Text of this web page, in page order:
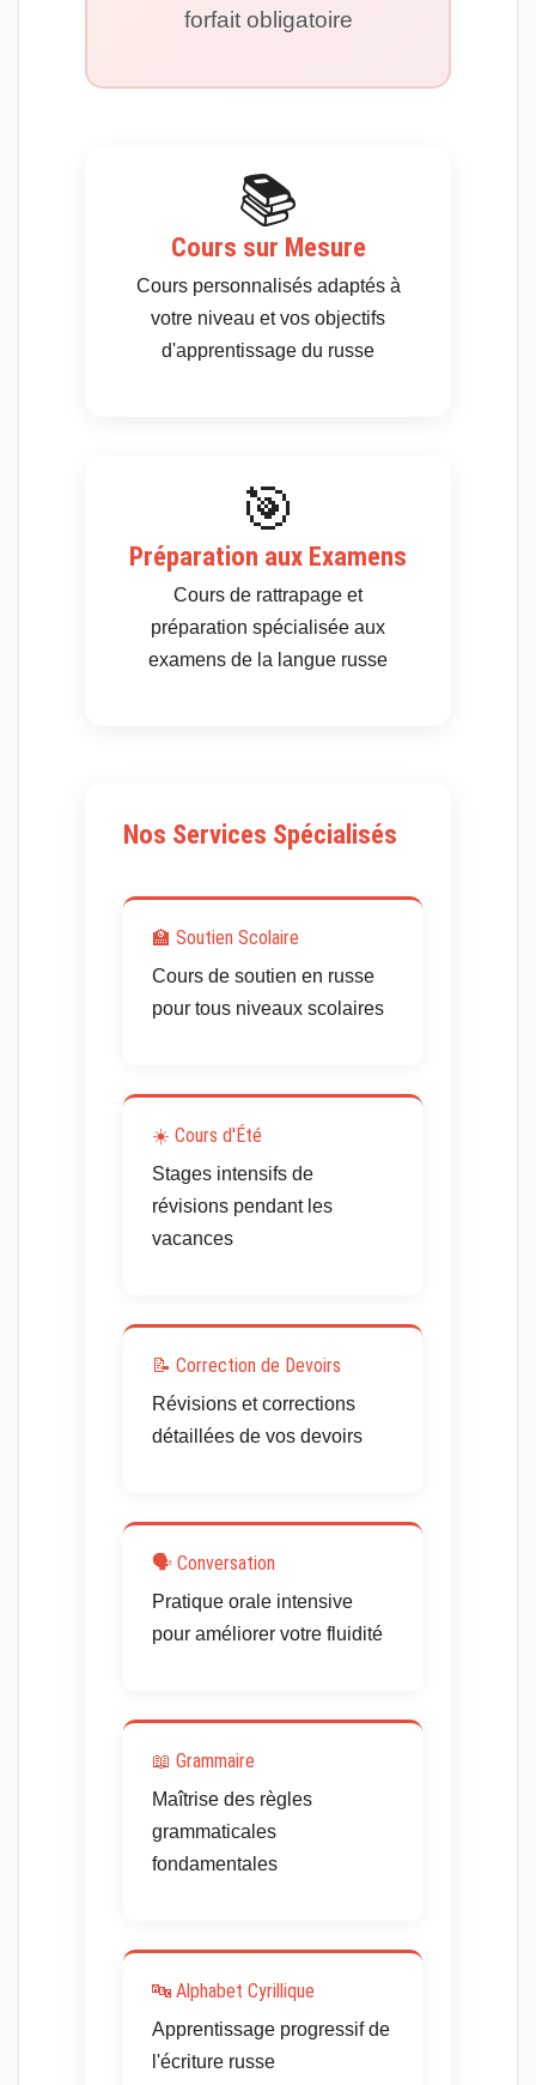
forfait obligatoire
📚
Cours sur Mesure
Cours personnalisés adaptés à
votre niveau et vos objectifs
d'apprentissage du russe
🎯
Préparation aux Examens
Cours de rattrapage et
préparation spécialisée aux
examens de la langue russe
Nos Services Spécialisés
🏫 Soutien Scolaire
Cours de soutien en russe
pour tous niveaux scolaires
☀️ Cours d'Été
Stages intensifs de
révisions pendant les
vacances
📝 Correction de Devoirs
Révisions et corrections
détaillées de vos devoirs
🗣️ Conversation
Pratique orale intensive
pour améliorer votre fluidité
📖 Grammaire
Maîtrise des règles
grammaticales
fondamentales
🔤 Alphabet Cyrillique
Apprentissage progressif de
l'écriture russe